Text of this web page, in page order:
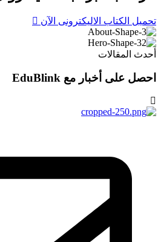
تحميل الكتاب الاليكترونى الآن
أحدث المقالات
احصل على أخبار مع EduBlink